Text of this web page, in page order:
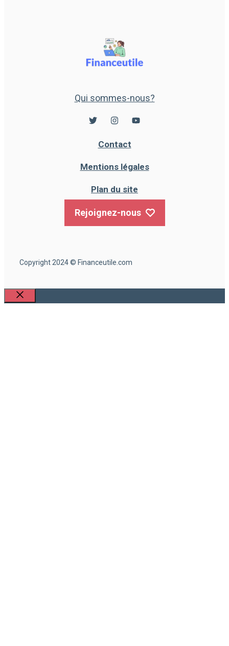
Qui sommes-nous?
Contact
Mentions légales
Plan du site
Rejoignez-nous
Copyright 2024 © Financeutile.com
Fermer